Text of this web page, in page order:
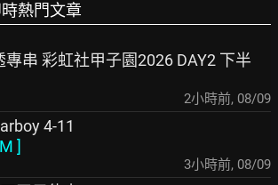
熱門文章
專串 彩虹社甲子園2026 DAY2 下半
2小時前, 08/09
4-11
]
3小時前, 08/09